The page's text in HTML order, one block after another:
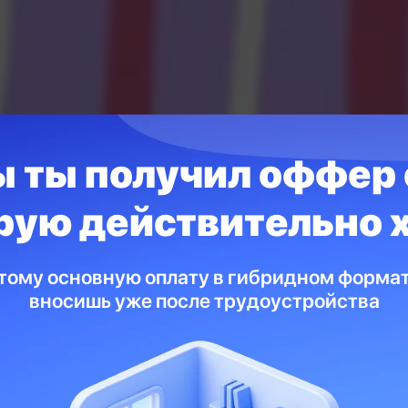
room
из
— нет
что окончил курсы программирования,
основную оплату в гибридном
вносишь уже после трудоустройства
ты получил оффер
действительно